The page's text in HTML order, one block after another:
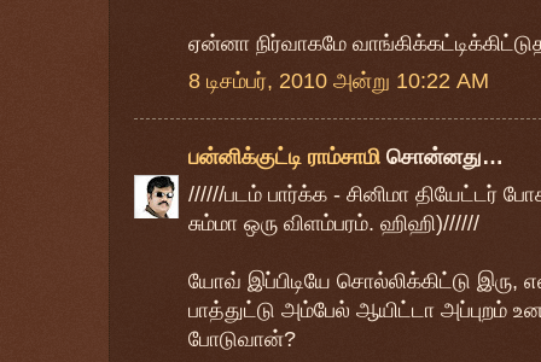
ஏன்னா நிர்வாகமே
8 டிசம்பர், 2010 அன்று 10:22 AM
பன்னிக்குட்டி ராம்சாமி சொன்னது…
//////படம் பார்க்க - சினிமா தியேட்டர்
சும்மா ஒரு விளம்பரம். ஹிஹி)//////
யோவ் இப்பிடியே சொல்லிக்கிட்டு இரு,
பாத்துட்டு அம்பேல் ஆயிட்டா அப்புறம்
போடுவான்?